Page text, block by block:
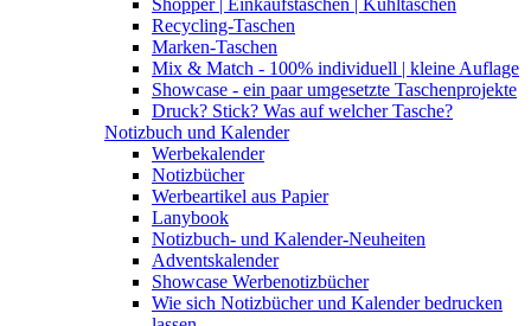
Shopper | Einkaufstaschen | Kühltaschen
Recycling-Taschen
Marken-Taschen
Mix & Match - 100% individuell | kleine Auflage
Showcase - ein paar umgesetzte Taschenprojekte
Druck? Stick? Was auf welcher Tasche?
Notizbuch und Kalender
Werbekalender
Notizbücher
Werbeartikel aus Papier
Lanybook
Notizbuch- und Kalender-Neuheiten
Adventskalender
Showcase Werbenotizbücher
Wie sich Notizbücher und Kalender bedrucken